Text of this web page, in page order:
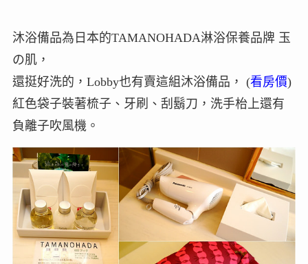
沐浴備品為日本的TAMANOHADA淋浴保養品牌 玉
の肌，
還挺好洗的，Lobby也有賣這組沐浴備品， (看房價)
紅色袋子裝著梳子、牙刷、刮鬍刀，洗手枱上還有
負離子吹風機。